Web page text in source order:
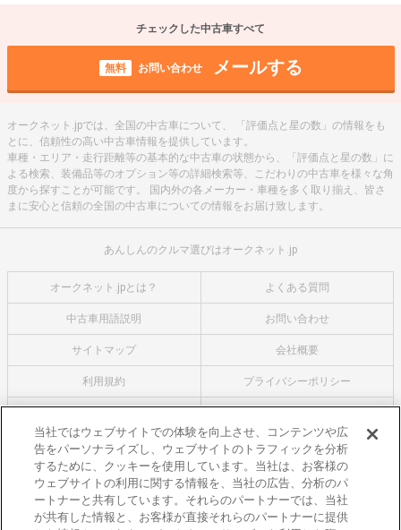
チェックした中古車すべて
無料 お問い合わせ メールする
オークネット.jpでは、全国の中古車について、 「評価点と星の数」の情報をも
とに、信頼性の高い中古車情報を提供しています。
車種・エリア・走行距離等の基本的な中古車の状態から、「評価点と星の数」に
よる検索、装備品等のオプション等の詳細検索等、こだわりの中古車を様々な角
度から探すことが可能です。 国内外の各メーカー・車種を多く取り揃え、皆さ
まに安心と信頼の全国の中古車についての情報をお届け致します。
あんしんのクルマ選びはオークネット.jp
オークネット.jpとは？ よくある質問
中古車用語説明 お問い合わせ
サイトマップ 会社概要
利用規約 プライバシーポリシー
オークネットのその他のサービス
バイク関連サービス
中古バイクを探すならバイクの窓口
レンタルバイクに乗るならモトオークレンタルバイク
当社ではウェブサイトでの体験を向上させ、コンテンツや広
告をパーソナライズし、ウェブサイトのトラフィックを分析
するために、クッキーを使用しています。当社は、お客様の
ウェブサイトの利用に関する情報を、当社の広告、分析のパ
ートナーと共有しています。それらのパートナーでは、当社
が共有した情報と、お客様が直接それらのパートナーに提供